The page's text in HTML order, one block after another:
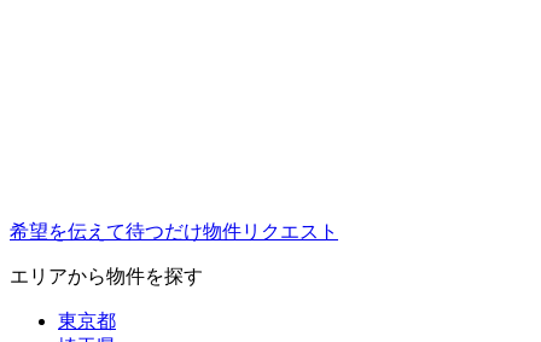
希望を伝えて待つだけ物件リクエスト
エリアから物件を探す
東京都